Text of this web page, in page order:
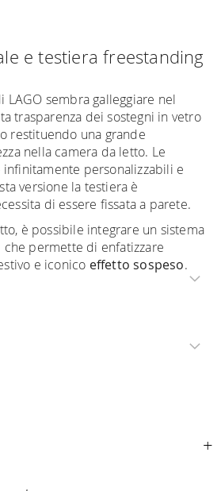
e testiera freestanding
sembra galleggiare nel
trasparenza dei sostegni in vetro
restituendo una grande
nella camera da letto. Le
personalizzabili e
versione la testiera è
di essere fissata a parete.
è possibile integrare un sistema
permette di enfatizzare
e iconico effetto sospeso.